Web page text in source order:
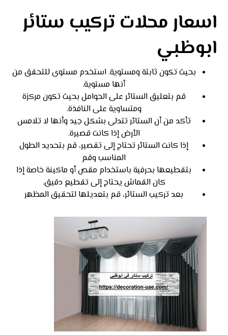
اسعار محلات تركيب ستائر
ابوظبي
بحيث تكون ثابتة ومستوية. استخدم مستوى للتحقق من
أنها مستوية.
قم بتعليق الستائر على الحوامل بحيث تكون مركزة
ومتساوية على النافذة.
تأكد من أن الستائر تتدلى بشكل جيد وأنها لا تلامس
الأرض إذا كانت قصيرة.
إذا كانت الستائر تحتاج إلى تقصير، قم بتحديد الطول
المناسب وقم
بتقطيعها بحرفية باستخدام مقص أو ماكينة خاصة إذا
كان القماش يحتاج إلى تقطيع دقيق.
بعد تركيب الستائر، قم بتعديلها لتحقيق المظهر